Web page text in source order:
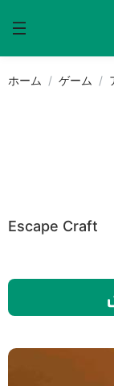
ホーム ゲーム
Escape Craft